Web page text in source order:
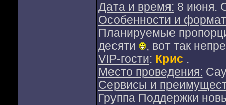
Дата и время: 8 июня.
Особенности и
Планируемые
десяти
, вот так
VIP-гости: Крис .
Место проведения:
Сервисы и
Группа Поддержки